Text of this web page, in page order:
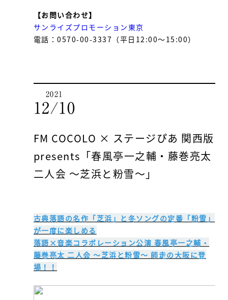
【お問い合わせ】
サンライズプロモーション東京
電話：0570-00-3337（平日12:00～15:00）
2021
12/10
FM COCOLO × ステージぴあ 関西版
presents「春風亭一之輔・藤巻亮太
二人会 ～芝浜と粉雪～」
古典落語の名作「芝浜」と冬ソングの定番「粉雪」
が一度に楽しめる
落語×音楽コラボレーション公演 春風亭一之輔・
藤巻亮太 二人会 ～芝浜と粉雪～ 師走の大阪に登
場！！